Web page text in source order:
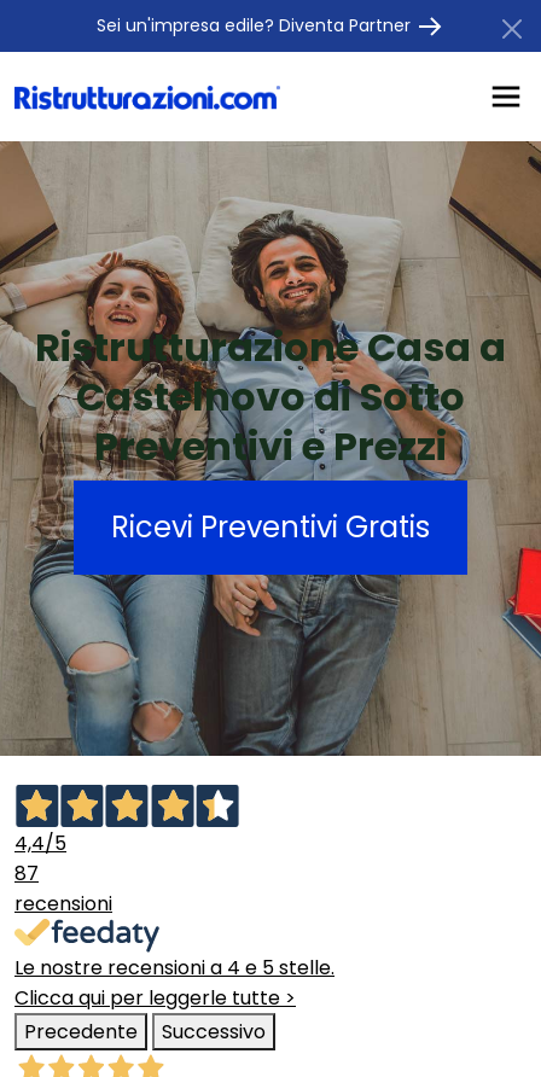
Sei un'impresa edile? Diventa Partner
Ristrutturazione Casa a
Castelnovo di Sotto
Preventivi e Prezzi
Ricevi Preventivi Gratis
4,4/5
87
recensioni
Le nostre recensioni a 4 e 5 stelle.
Clicca qui per leggerle tutte >
Precedente
Successivo